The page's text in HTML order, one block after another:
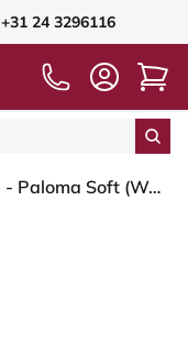
+31 24 3296116
HÅG Capisco 8106 - Paloma Soft (Wollsdorf) - Skóra półanilinowa - ATG55115 - Warm grey - Black - 265 mm (seat height 53-79cm) - Hard castors for soft floors